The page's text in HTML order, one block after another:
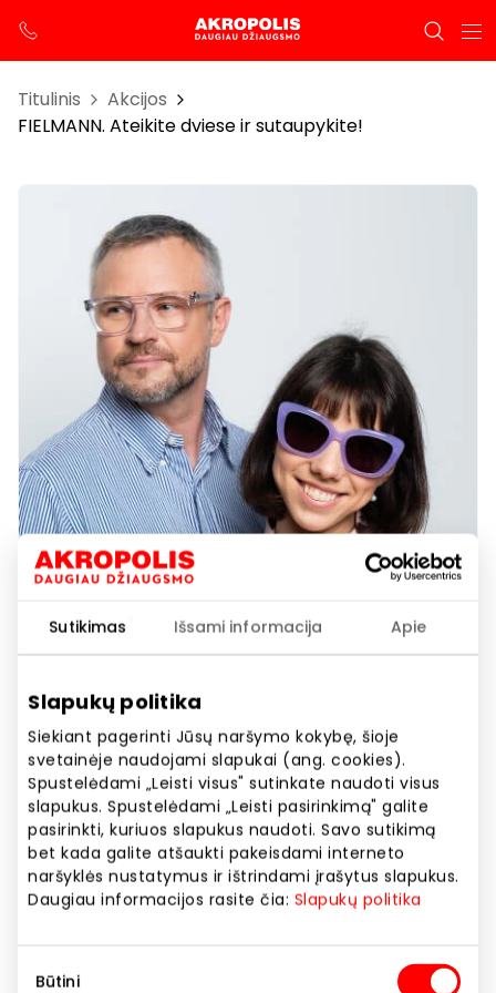
Sutikimas Išsami informacija Apie
Slapukų politika
Siekiant pagerinti Jūsų naršymo kokybę, šioje
svetainėje naudojami slapukai (ang. cookies).
Spustelėdami „Leisti visus" sutinkate naudoti visus
slapukus. Spustelėdami „Leisti pasirinkimą" galite
pasirinkti, kuriuos slapukus naudoti. Savo sutikimą
bet kada galite atšaukti pakeisdami interneto
naršyklės nustatymus ir ištrindami įrašytus slapukus.
Daugiau informacijos rasite čia: Slapukų politika
Būtini
Titulinis
Akcijos
FIELMANN. Ateikite dviese ir sutaupykite!
FIELMANN. Ateikite dviese ir
sutaupykite!
Akcijos trukmė
Nuo 2024.08.30iki2025.12.31
Rodyti lokaciją žemėlapyje